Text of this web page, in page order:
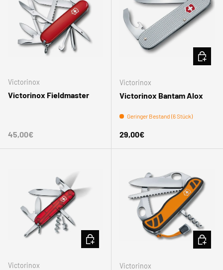
Victorinox
Victorinox Fieldmaster
Normaler Preis
45,00€
Victorinox
Victorinox Bantam Alox
Geringer Bestand (6 Stück)
Normaler Preis
29,00€
IN DEN
Victorinox
IN DEN WARENKORB
Victorinox
IN DEN